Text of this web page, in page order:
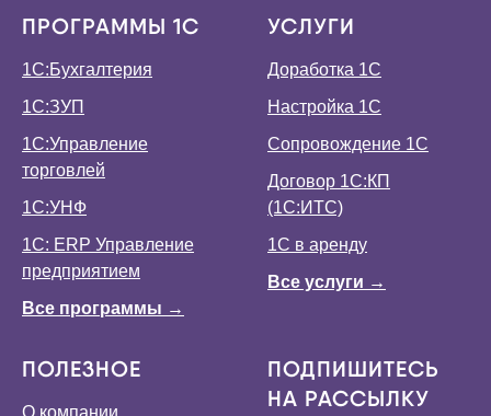
ПРОГРАММЫ 1С
1С:Бухгалтерия
1С:ЗУП
1С:Управление
торговлей
1С:УНФ
1С: ERP Управление
предприятием
Все программы →
УСЛУГИ
Доработка 1С
Настройка 1С
Сопровождение 1С
Договор 1С:КП
(1С:ИТС)
1С в аренду
Все услуги →
ПОЛЕЗНОЕ
ПОДПИШИТЕСЬ
НА РАССЫЛКУ